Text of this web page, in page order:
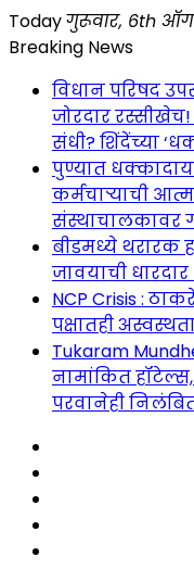
Skip
to
Todayगुरूवार, 6th
Breaking News
विधान परिषद
जोरदार
संधी? शिंदेंच्या
पुण्यात
कर्मचाऱ्याची
संस्थाचालकावर
बीडमध्ये थरारक
जावयाची
NCP Crisis :
पक्षातही
Tukaram
नामांकित
परवानेही